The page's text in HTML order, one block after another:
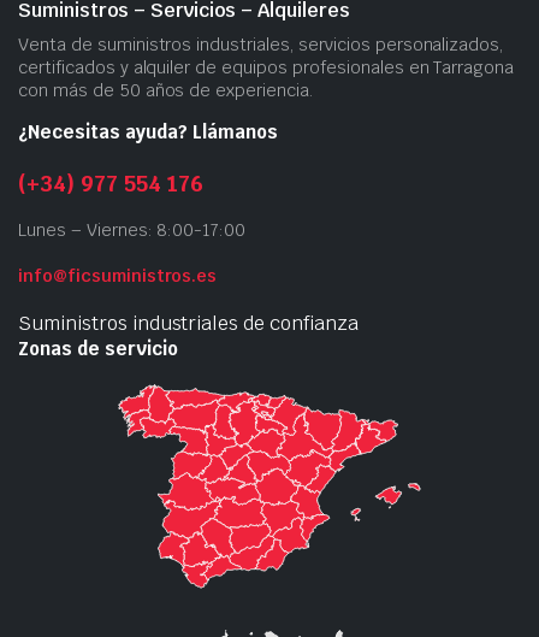
Suministros – Servicios – Alquileres
Venta de suministros industriales, servicios personalizados,
certificados y alquiler de equipos profesionales en Tarragona
con más de 50 años de experiencia.
¿Necesitas ayuda? Llámanos
(+34) 977 554 176
Lunes – Viernes: 8:00-17:00
info@ficsuministros.es
Suministros industriales de confianza
Zonas de servicio